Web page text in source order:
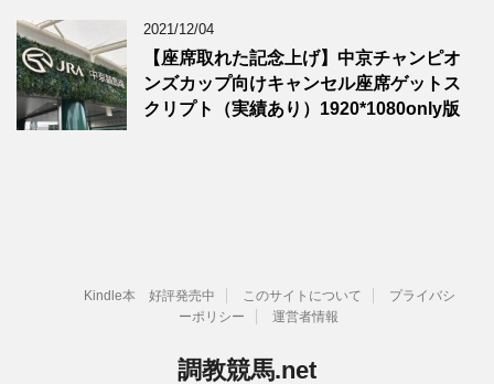
2021/12/04
【座席取れた記念上げ】中京チャンピオ
ンズカップ向けキャンセル座席ゲットス
クリプト（実績あり）1920*1080only版
Kindle本 好評発売中 このサイトについて
プライバシ
ーポリシー
運営者情報
調教競馬.net